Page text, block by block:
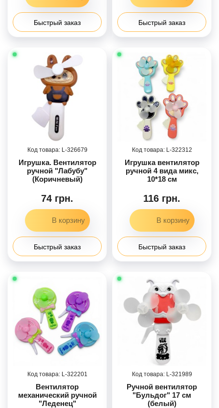
Быстрый заказ Быстрый заказ
326679
Игрушка. Вентилятор
ручной "Лабубу"
(Коричневый)
74 грн.
Быстрый заказ
322312
Игрушка вентилятор
ручной 4 вида микс,
10*18 см
116 грн.
Быстрый заказ
322201
Вентилятор
механический ручной
"Леденец"
321989
Ручной вентилятор
"Бульдог" 17 см
(белый)